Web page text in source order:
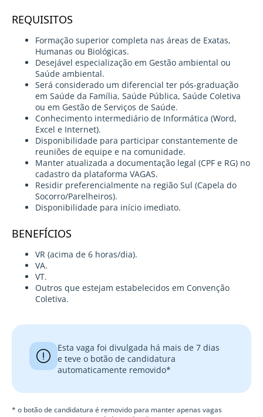
REQUISITOS
Formação superior completa nas áreas de Exatas,
Humanas ou Biológicas.
Desejável especialização em Gestão ambiental ou
Saúde ambiental.
Será considerado um diferencial ter pós-graduação
em Saúde da Família, Saúde Pública, Saúde Coletiva
ou em Gestão de Serviços de Saúde.
Conhecimento intermediário de Informática (Word,
Excel e Internet).
Disponibilidade para participar constantemente de
reuniões de equipe e na comunidade.
Manter atualizada a documentação legal (CPF e RG) no
cadastro da plataforma VAGAS.
Residir preferencialmente na região Sul (Capela do
Socorro/Parelheiros).
Disponibilidade para início imediato.
BENEFÍCIOS
VR (acima de 6 horas/dia).
VA.
VT.
Outros que estejam estabelecidos em Convenção
Coletiva.
Esta vaga foi divulgada há mais de 7 dias
e teve o botão de candidatura
automaticamente removido*
* o botão de candidatura é removido para manter apenas vagas